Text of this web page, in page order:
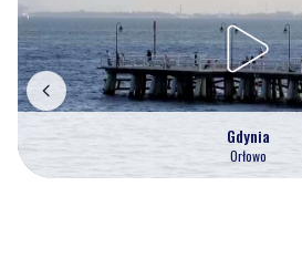
Gdynia
Orłowo